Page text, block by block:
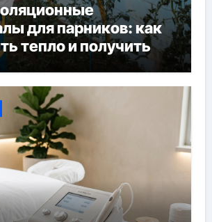
для парников: как
тепло и получить
урожай